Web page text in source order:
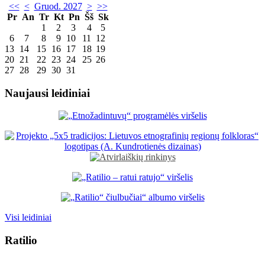
<< < Gruod. 2027 > >>
Pr An Tr Kt Pn Šš Sk
1
2 3 4
5
6
7 8 9 10 11
12
13 14 15 16 17 18 19
20 21 22 23 24 25 26
27 28 29 30 31
Naujausi leidiniai
Visi leidiniai
Ratilio